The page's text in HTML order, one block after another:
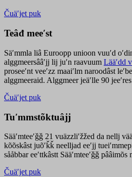
Čuäʹjet puk
Teâđ meeʹst
Säʹmmla liâ Euroopp unioon vuuʹd
alggmeersââʹjj lij juʹn raavuum Lääʹdd
proseeʹnt veeʹzz maaiʹlm naroodâst
alggmeeraid. Alggmeer jeäʹlle 90
Čuäʹjet puk
Tuʹmmstõktuâjj
Sääʹmteeʹǧǧ 21 vuäzzliʹžžed da nellj
kõõskâst juõʹǩǩ neelljad eeʹjj
sååbbar eeʹttkâstt Sääʹmteeʹǧǧ pââimõs
Čuäʹjet puk